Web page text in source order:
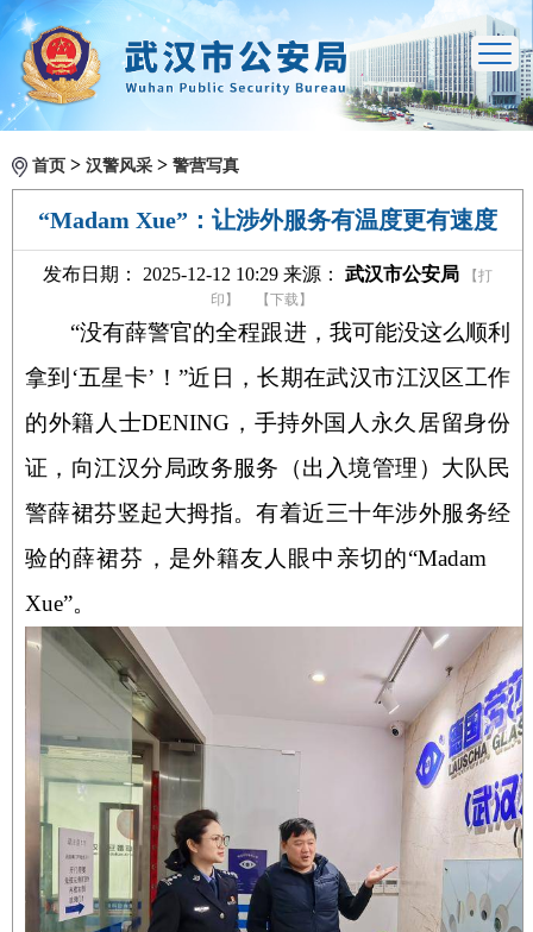
首页 > 汉警风采 > 警营写真
“Madam Xue”：让涉外服务有温度更有速度
发布日期： 2025-12-12 10:29 来源： 武汉市公安局
【打
印】
【下载】
“没有薛警官的全程跟进，我可能没这么顺利
拿到‘五星卡’！”近日，长期在武汉市江汉区工作
的外籍人士DENING ，手持外国人永久居留身份
证，向江汉分局政务服务（出入境管理）大队民
警薛裙芬竖起大拇指。有着近三十年涉外服务经
验的薛裙芬，是外籍友人眼中亲切的“Madam
Xue”。